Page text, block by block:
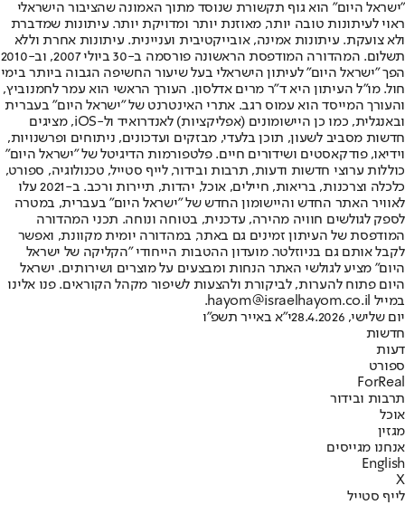
"ישראל היום" הוא גוף תקשורת שנוסד מתוך האמונה שהציבור הישראלי
ראוי לעיתונות טובה יותר, מאוזנת יותר ומדויקת יותר. עיתונות שמדברת
ולא צועקת. עיתונות אמינה, אובייקטיבית ועניינית. עיתונות אחרת וללא
תשלום. המהדורה המודפסת הראשונה פורסמה ב-30 ביולי 2007, וב-2010
הפך "ישראל היום" לעיתון הישראלי בעל שיעור החשיפה הגבוה ביותר בימי
חול. מו"ל העיתון היא ד"ר מרים אדלסון. העורך הראשי הוא עמר לחמנוביץ,
והעורך המייסד הוא עמוס רגב. אתרי האינטרנט של "ישראל היום" בעברית
ובאנגלית, כמו כן היישומונים (אפליקציות) לאנדרואיד ול-iOS, מציגים
חדשות מסביב לשעון, תוכן בלעדי, מבזקים ועדכונים, ניתוחים ופרשנויות,
וידיאו, פודקאסטים ושידורים חיים. פלטפורמות הדיגיטל של "ישראל היום"
כוללות ערוצי חדשות ודעות, תרבות ובידור, לייף סטייל, טכנולוגיה, ספורט,
כלכלה וצרכנות, בריאות, חיילים, אוכל, יהדות, תיירות ורכב. ב-2021 עלו
לאוויר האתר החדש והיישומון החדש של "ישראל היום" בעברית, במטרה
לספק לגולשים חוויה מהירה, עדכנית, בטוחה ונוחה. תכני המהדורה
המודפסת של העיתון זמינים גם באתר, במהדורה יומית מקוונת, ואפשר
לקבל אותם גם בניוזלטר. מועדון ההטבות הייחודי "הקליקה של ישראל
היום" מציע לגולשי האתר הנחות ומבצעים על מוצרים ושירותים. ישראל
היום פתוח להערות, לביקורת ולהצעות לשיפור מקהל הקוראים. פנו אלינו
במייל hayom@israelhayom.co.il.
יום שלישי, 28.4.2026
י"א באייר תשפ"ו
חדשות
דעות
ספורט
ForReal
תרבות ובידור
אוכל
מגזין
אנחנו מגייסים
English
X
לייף סטייל